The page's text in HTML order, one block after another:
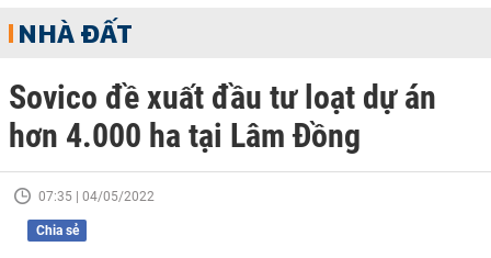
NHÀ ĐẤT
Sovico đề xuất đầu tư loạt dự án
hơn 4.000 ha tại Lâm Đồng
07:35 | 04/05/2022
Chia sẻ